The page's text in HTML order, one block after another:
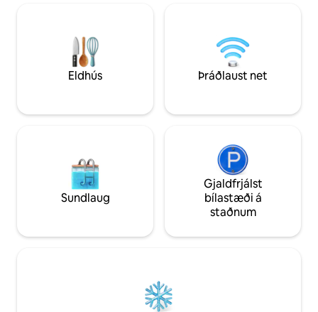
whether it is a karaoke, mahjong table,
or a barbecue (BBQ) equipment, all
provide the perfect place for a
gathering of friends and family.Hér
trúnaðarmönnum eða gömlum litlum,
einstakar
notið yndislegrar
bókað fyrir MV
Eldhús Þráðlaust net
Sundlaug
Gjaldfrjálst
bílastæði á
staðnum